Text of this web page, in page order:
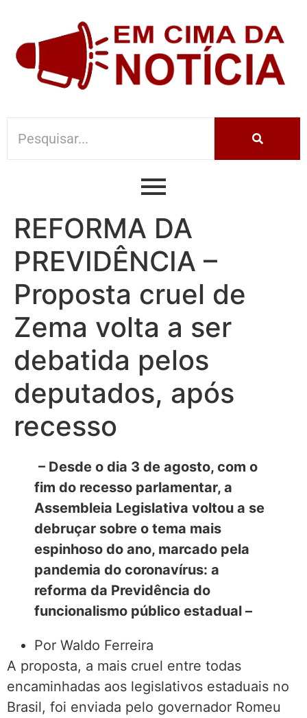
REFORMA DA
PREVIDÊNCIA –
Proposta cruel de
Zema volta a ser
debatida pelos
deputados, após
recesso
– Desde o dia 3 de agosto, com o
fim do recesso parlamentar, a
Assembleia Legislativa voltou a se
debruçar sobre o tema mais
espinhoso do ano, marcado pela
pandemia do coronavírus: a
reforma da Previdência do
funcionalismo público estadual –
Por Waldo Ferreira
A proposta, a mais cruel entre todas
encaminhadas aos legislativos estaduais no
Brasil, foi enviada pelo governador Romeu